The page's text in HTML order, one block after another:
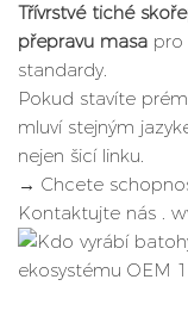
Třívrstvé tiché
přepravu masa pro
standardy.
Pokud stavíte
mluví stejným
nejen šicí linku.
→ Chcete
Kontaktujte nás .